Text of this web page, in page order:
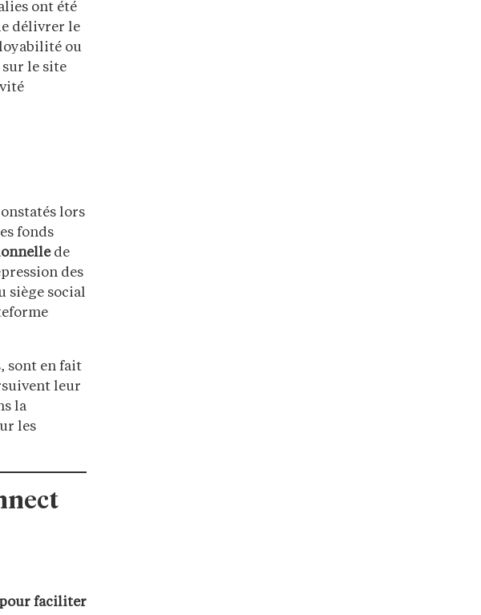
ont été
délivrer le
ou
sur le site
lors
fonds
de
des
siège social
sont en fait
leur
la
les
pour faciliter